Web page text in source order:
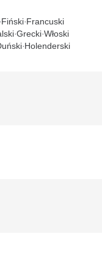
Fiński Francuski
Grecki Włoski
Holenderski